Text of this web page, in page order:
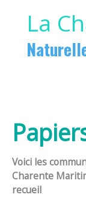
La
Voici les
Charente
recueil